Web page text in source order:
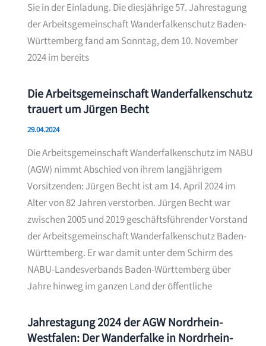
Sie in der Einladung. Die diesjährige 57. Jahrestagung
der Arbeitsgemeinschaft Wanderfalkenschutz Baden-
Württemberg fand am Sonntag, dem 10. November
2024 im bereits
Die Arbeitsgemeinschaft Wanderfalkenschutz
trauert um Jürgen Becht
29.04.2024
Die Arbeitsgemeinschaft Wanderfalkenschutz im NABU
(AGW) nimmt Abschied von ihrem langjährigem
Vorsitzenden: Jürgen Becht ist am 14. April 2024 im
Alter von 82 Jahren verstorben. Jürgen Becht war
zwischen 2005 und 2019 geschäftsführender Vorstand
der Arbeitsgemeinschaft Wanderfalkenschutz Baden-
Württemberg. Er war damit unter dem Schirm des
NABU-Landesverbands Baden-Württemberg über
Jahre hinweg im ganzen Land der öffentliche
Jahrestagung 2024 der AGW Nordrhein-
Westfalen: Der Wanderfalke in Nordrhein-